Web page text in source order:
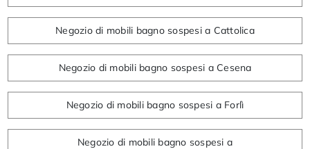
Negozio di mobili bagno sospesi a Cattolica
Negozio di mobili bagno sospesi a Cesena
Negozio di mobili bagno sospesi a Forlì
Negozio di mobili bagno sospesi a